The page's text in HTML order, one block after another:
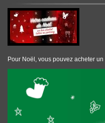
Pour Noël, vous pouvez acheter
DES CADEAUX TATOUAGES